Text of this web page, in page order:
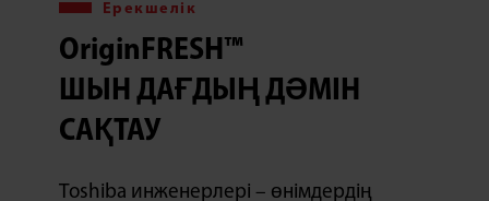
Ерекшелік
OriginFRESH™
ШЫН ДАҒДЫҢ ДӘМІН
САҚТАУ
Toshiba инженерлері – өнімдердің